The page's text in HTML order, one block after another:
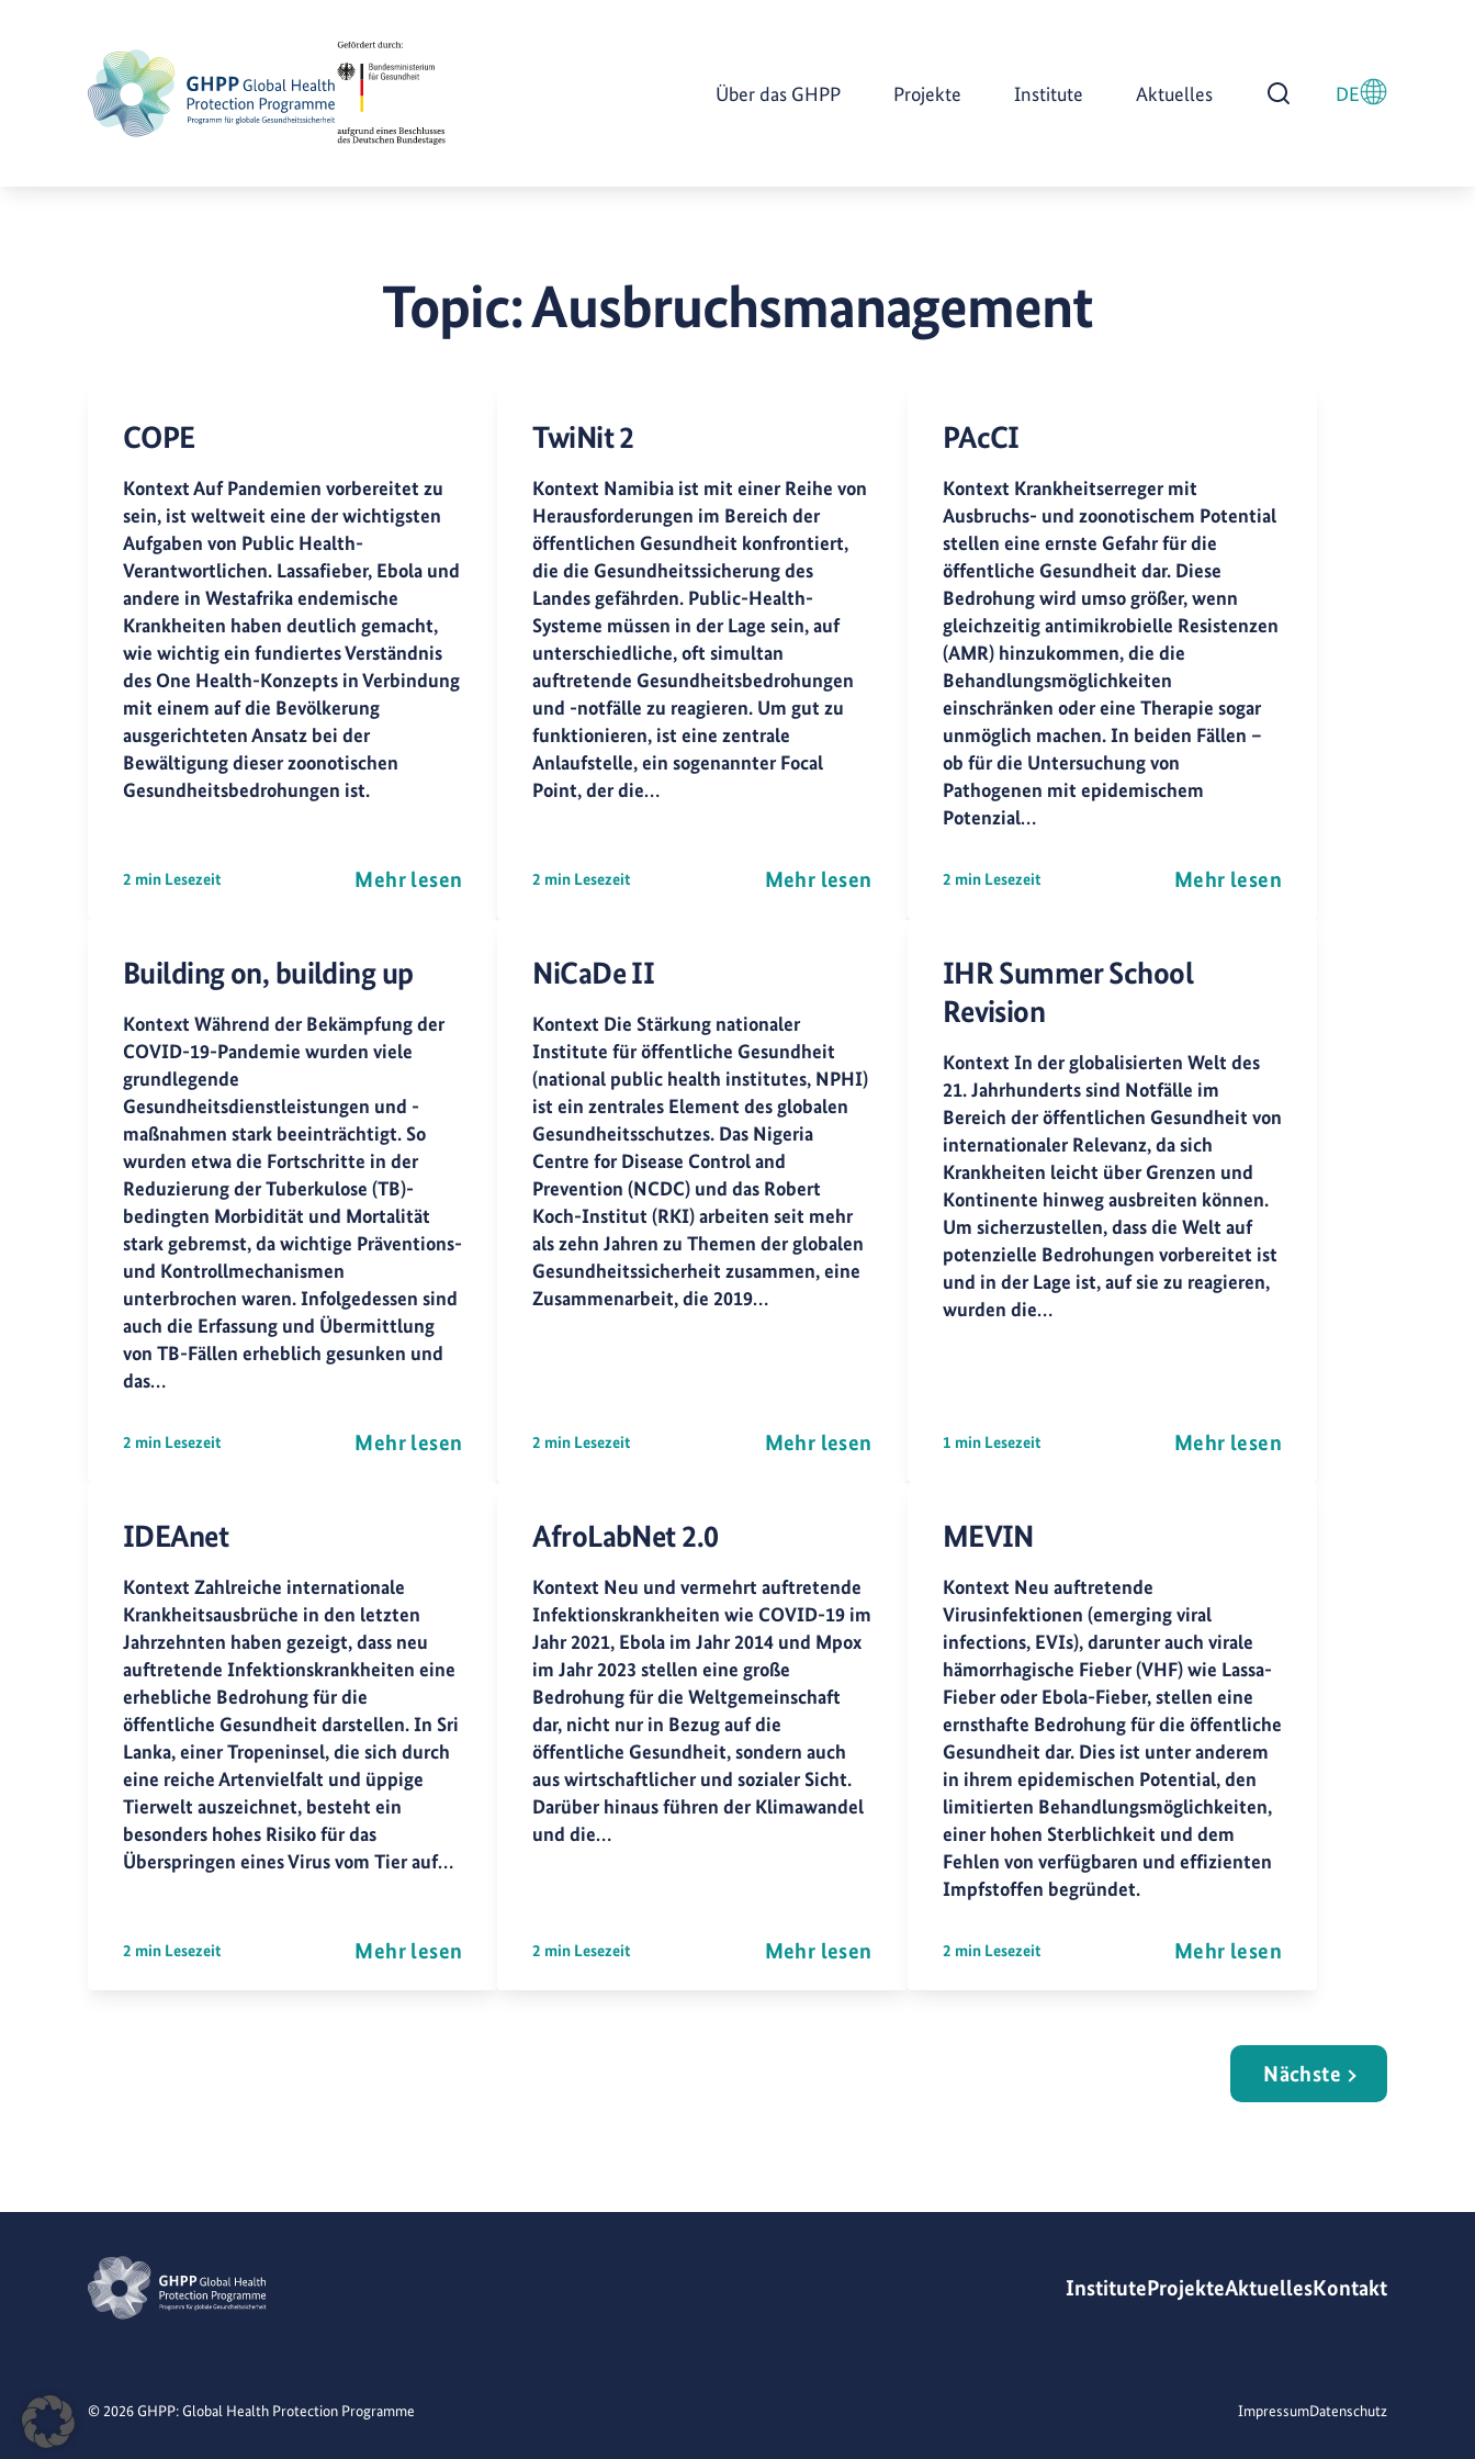
Über das GHPP Projekte Institute Aktuelles
Suche öffnen
DE
Topic:Ausbruchsmanagement
COPE
Kontext Auf Pandemien vorbereitet zu
sein, ist weltweit eine der wichtigsten
Aufgaben von Public Health-
Verantwortlichen. Lassafieber, Ebola und
andere in Westafrika endemische
Krankheiten haben deutlich gemacht,
wie wichtig ein fundiertes Verständnis
des One Health-Konzepts in Verbindung
mit einem auf die Bevölkerung
ausgerichteten Ansatz bei der
Bewältigung dieser zoonotischen
Gesundheitsbedrohungen ist.
2 min Lesezeit Mehr lesen
TwiNit 2
Kontext Namibia ist mit einer Reihe von
Herausforderungen im Bereich der
öffentlichen Gesundheit konfrontiert,
die die Gesundheitssicherung des
Landes gefährden. Public-Health-
Systeme müssen in der Lage sein, auf
unterschiedliche, oft simultan
auftretende Gesundheitsbedrohungen
und -notfälle zu reagieren. Um gut zu
funktionieren, ist eine zentrale
Anlaufstelle, ein sogenannter Focal
Point, der die…
2 min Lesezeit Mehr lesen
PAcCI
Kontext Krankheitserreger mit
Ausbruchs- und zoonotischem Potential
stellen eine ernste Gefahr für die
öffentliche Gesundheit dar. Diese
Bedrohung wird umso größer, wenn
gleichzeitig antimikrobielle Resistenzen
(AMR) hinzukommen, die die
Behandlungsmöglichkeiten
einschränken oder eine Therapie sogar
unmöglich machen. In beiden Fällen –
ob für die Untersuchung von
Pathogenen mit epidemischem
Potenzial…
2 min Lesezeit Mehr lesen
Building on, building up
Kontext Während der Bekämpfung der
COVID-19-Pandemie wurden viele
grundlegende
Gesundheitsdienstleistungen und -
maßnahmen stark beeinträchtigt. So
wurden etwa die Fortschritte in der
Reduzierung der Tuberkulose (TB)-
bedingten Morbidität und Mortalität
stark gebremst, da wichtige Präventions-
und Kontrollmechanismen
unterbrochen waren. Infolgedessen sind
auch die Erfassung und Übermittlung
von TB-Fällen erheblich gesunken und
das…
2 min Lesezeit Mehr lesen
NiCaDe II
Kontext Die Stärkung nationaler
Institute für öffentliche Gesundheit
(national public health institutes, NPHI)
ist ein zentrales Element des globalen
Gesundheitsschutzes. Das Nigeria
Centre for Disease Control and
Prevention (NCDC) und das Robert
Koch-Institut (RKI) arbeiten seit mehr
als zehn Jahren zu Themen der globalen
Gesundheitssicherheit zusammen, eine
Zusammenarbeit, die 2019…
2 min Lesezeit Mehr lesen
IHR Summer School
Revision
Kontext In der globalisierten Welt des
21. Jahrhunderts sind Notfälle im
Bereich der öffentlichen Gesundheit von
internationaler Relevanz, da sich
Krankheiten leicht über Grenzen und
Kontinente hinweg ausbreiten können.
Um sicherzustellen, dass die Welt auf
potenzielle Bedrohungen vorbereitet ist
und in der Lage ist, auf sie zu reagieren,
wurden die…
1 min Lesezeit Mehr lesen
IDEAnet
Kontext Zahlreiche internationale
Krankheitsausbrüche in den letzten
Jahrzehnten haben gezeigt, dass neu
auftretende Infektionskrankheiten eine
erhebliche Bedrohung für die
öffentliche Gesundheit darstellen. In Sri
Lanka, einer Tropeninsel, die sich durch
eine reiche Artenvielfalt und üppige
Tierwelt auszeichnet, besteht ein
besonders hohes Risiko für das
Überspringen eines Virus vom Tier auf…
2 min Lesezeit Mehr lesen
AfroLabNet 2.0
Kontext Neu und vermehrt auftretende
Infektionskrankheiten wie COVID-19 im
Jahr 2021, Ebola im Jahr 2014 und Mpox
im Jahr 2023 stellen eine große
Bedrohung für die Weltgemeinschaft
dar, nicht nur in Bezug auf die
öffentliche Gesundheit, sondern auch
aus wirtschaftlicher und sozialer Sicht.
Darüber hinaus führen der Klimawandel
und die…
2 min Lesezeit Mehr lesen
MEVIN
Kontext Neu auftretende
Virusinfektionen (emerging viral
infections, EVIs), darunter auch virale
hämorrhagische Fieber (VHF) wie Lassa-
Fieber oder Ebola-Fieber, stellen eine
ernsthafte Bedrohung für die öffentliche
Gesundheit dar. Dies ist unter anderem
in ihrem epidemischen Potential, den
limitierten Behandlungsmöglichkeiten,
einer hohen Sterblichkeit und dem
Fehlen von verfügbaren und effizienten
Impfstoffen begründet.
2 min Lesezeit Mehr lesen
Nächste
InstituteProjekteAktuellesKontakt
© 2026 GHPP: Global Health Protection Programme ImpressumDatenschutz